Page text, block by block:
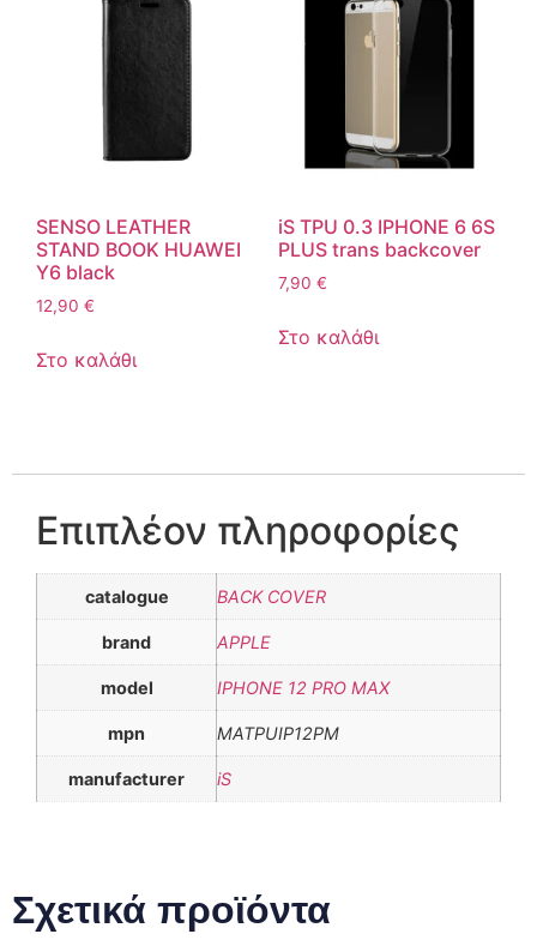
SENSO LEATHER
STAND BOOK HUAWEI
Y6 black
12,90 €
Στο καλάθι
iS TPU 0.3 IPHONE 6 6S
PLUS trans backcover
7,90 €
Στο καλάθι
Επιπλέον πληροφορίες
catalogue BACK COVER
brand APPLE
model IPHONE 12 PRO MAX
mpn MATPUIP12PM
manufacturer iS
Σχετικά προϊόντα